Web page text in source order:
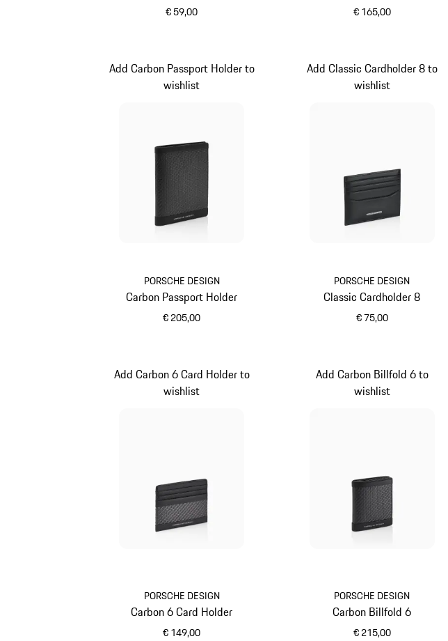
€ 59,00 € 165,00
PORSCHE DESIGN
Carbon Passport Holder
€ 205,00
Add Carbon Passport Holder to
wishlist
PORSCHE DESIGN
Classic Cardholder 8
€ 75,00
Add Classic Cardholder 8 to
wishlist
PORSCHE DESIGN
Carbon 6 Card Holder
€ 149,00
Add Carbon 6 Card Holder to
wishlist
PORSCHE DESIGN
Carbon Billfold 6
€ 215,00
Add Carbon Billfold 6 to
wishlist